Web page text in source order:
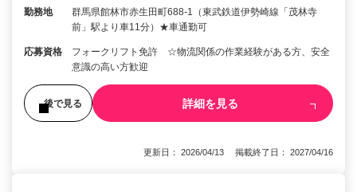
勤務地
群馬県館林市赤生田町688-1（東武鉄道伊勢崎線「茂林寺
前」駅より車11分）★車通勤可
応募資格
フォークリフト免許 ☆物流関係の作業経験がある方、安全
意識の高い方歓迎
後で見る 詳細を見る
更新日： 2026/04/13 掲載終了日： 2027/04/16